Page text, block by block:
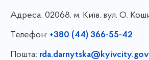
Адреса: 02068, м. Київ, вул. О.
Телефон: +380 (44) 366-55-42
Пошта: